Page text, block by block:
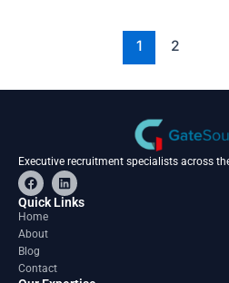
1 2
Executive recruitment specialists across
F
a
c
e
o
o
k
L
i
n
Quick Links
Home
About
Blog
Contact